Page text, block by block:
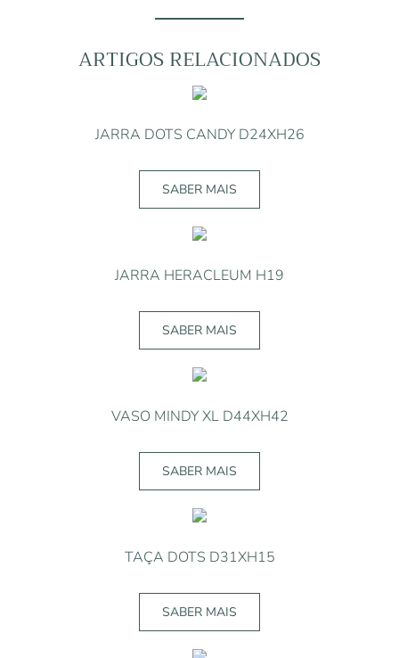
ARTIGOS RELACIONADOS
JARRA DOTS CANDY D24XH26
SABER MAIS
JARRA HERACLEUM H19
SABER MAIS
VASO MINDY XL D44XH42
SABER MAIS
TAÇA DOTS D31XH15
SABER MAIS